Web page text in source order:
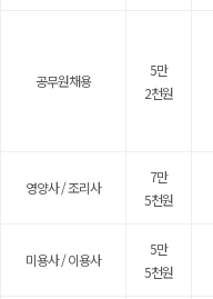
공무원채용
5만
2천원
영양사 / 조리사
7만
5천원
미용사 / 이용사
5만
5천원